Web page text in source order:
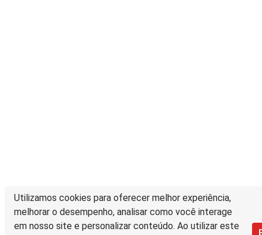
Utilizamos cookies para oferecer melhor experiência,
melhorar o desempenho, analisar como você interage
em nosso site e personalizar conteúdo. Ao utilizar este